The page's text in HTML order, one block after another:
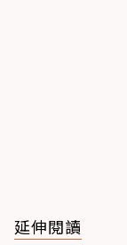
延伸閱讀